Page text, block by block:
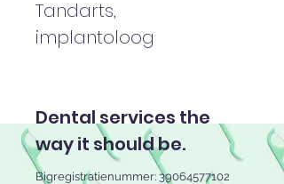
Tandarts,
implantoloog
Dental services the
way it should be.
Bigregistratienummer: 39064577102